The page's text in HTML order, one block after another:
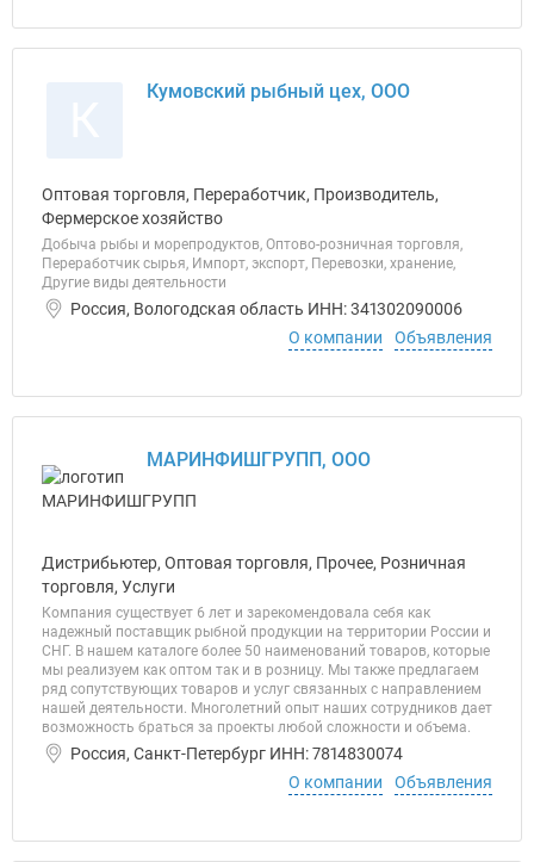
Кумовский рыбный цех, ООО
Оптовая торговля, Переработчик, Производитель,
Фермерское хозяйство
Добыча рыбы и морепродуктов, Оптово-розничная торговля,
Переработчик сырья, Импорт, экспорт, Перевозки, хранение,
Другие виды деятельности
Россия, Вологодская область ИНН: 341302090006
О компании
Объявления
МАРИНФИШГРУПП, ООО
Дистрибьютер, Оптовая торговля, Прочее, Розничная
торговля, Услуги
Компания существует 6 лет и зарекомендовала себя как
надежный поставщик рыбной продукции на территории России и
СНГ. В нашем каталоге более 50 наименований товаров, которые
мы реализуем как оптом так и в розницу. Мы также предлагаем
ряд сопутствующих товаров и услуг связанных с направлением
нашей деятельности. Многолетний опыт наших сотрудников дает
возможность браться за проекты любой сложности и объема.
Россия, Санкт-Петербург ИНН: 7814830074
О компании
Объявления